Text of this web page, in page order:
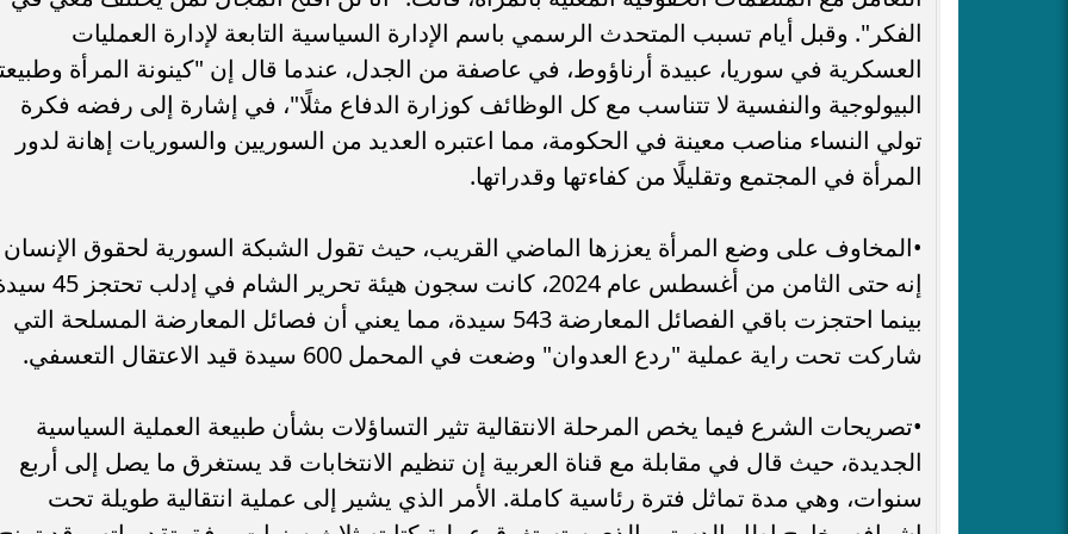
الفكر". وقبل أيام تسبب المتحدث الرسمي باسم الإدارة السياسية التابعة لإدارة العمليات
العسكرية في سوريا، عبيدة أرناؤوط، في عاصفة من الجدل، عندما قال إن "كينونة المرأة
البيولوجية والنفسية لا تتناسب مع كل الوظائف كوزارة الدفاع مثلًا"، في إشارة إلى رفضه فكرة
تولي النساء مناصب معينة في الحكومة، مما اعتبره العديد من السوريين والسوريات إهانة لدور
المرأة في المجتمع وتقليلًا من كفاءتها وقدراتها.
•​المخاوف على وضع المرأة يعززها الماضي القريب، حيث تقول الشبكة السورية لحقوق الإنسان
إنه حتى الثامن من أغسطس عام 2024، كانت سجون هيئة تحرير
بينما احتجزت باقي الفصائل المعارضة 543 سيدة، مما يعني أن فصائل المعارضة المسلحة التي
شاركت تحت راية عملية "ردع العدوان" وضعت في المحمل 600 سيدة قيد الاعتقال التعسفي.
•​تصريحات الشرع فيما يخص المرحلة الانتقالية تثير التساؤلات بشأن طبيعة العملية السياسية
الجديدة، حيث قال في مقابلة مع قناة العربية إن تنظيم الانتخابات قد يستغرق ما يصل إلى أربع
سنوات، وهي مدة تماثل فترة رئاسية كاملة. الأمر الذي يشير إلى عملية انتقالية طويلة تحت